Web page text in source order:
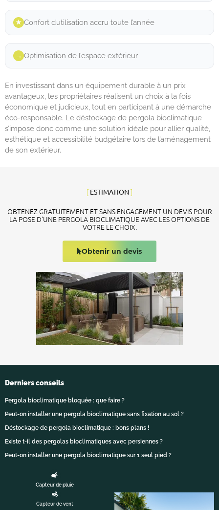
★︎ Confort d’utilisation accru toute l’année
→︎ Optimisation de l’espace extérieur
En investissant dans un équipement durable à un prix
avantageux, les propriétaires réalisent un choix à la fois
économique et judicieux, tout en participant à une démarche
éco-responsable. Le déstockage de pergola bioclimatique
s’impose donc comme une solution idéale pour allier qualité,
esthétique et accessibilité budgétaire lors de l’aménagement
de son extérieur.
[ESTIMATION ]
OBTENEZ GRATUITEMENT ET SANS ENGAGEMENT UN DEVIS POUR
LA POSE D'UNE PERGOLA BIOCLIMATIQUE AVEC LES OPTIONS DE
VOTRE LE CHOIX.
Obtenir un devis
Derniers conseils
Pergola bioclimatique bloquée : que faire ?
Peut-on installer une pergola bioclimatique sans fixation au sol ?
Déstockage de pergola bioclimatique : bons plans !
Existe t-il des pergolas bioclimatiques avec persiennes ?
Peut-on installer une pergola bioclimatique sur 1 seul pied ?
Capteur de pluie
Capteur de vent